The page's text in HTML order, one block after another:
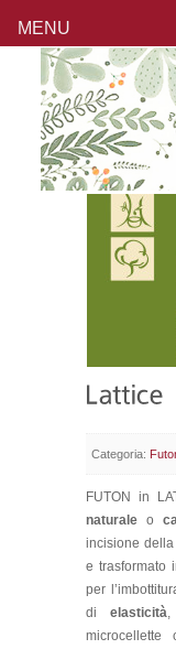
Categoria:
FUTON in
naturale o
incisione
e trasformato
per
dielasticità
microcellette
MENU